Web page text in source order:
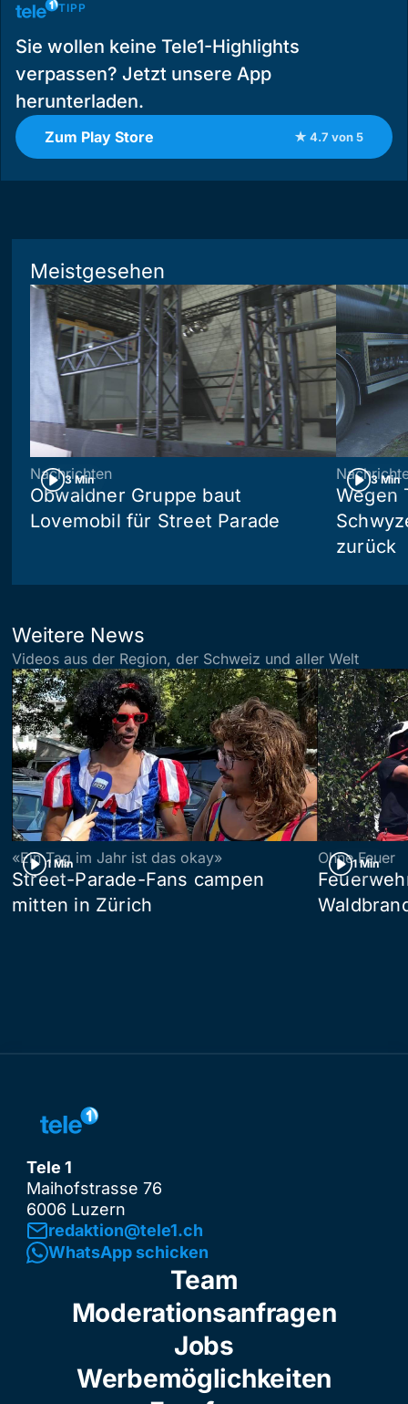
TIPP
Sie wollen keine Tele1-Highlights
verpassen? Jetzt unsere App
herunterladen.
Zum Play Store ★ 4.7 von 5
Meistgesehen
3 Min
Nachrichten
Obwaldner Gruppe baut
Lovemobil für Street Parade
3 Min
Wegen
zurück
Weitere News
Videos aus der Region, der Schweiz und aller Welt
1 Min
«Ein Tag im Jahr ist das okay»
Street-Parade-Fans campen
mitten in Zürich
1 Min
Ohne Feuer
Tele 1
Maihofstrasse 76
6006 Luzern
redaktion@tele1.ch
WhatsApp schicken
Team
Moderationsanfragen
Jobs
Werbemöglichkeiten